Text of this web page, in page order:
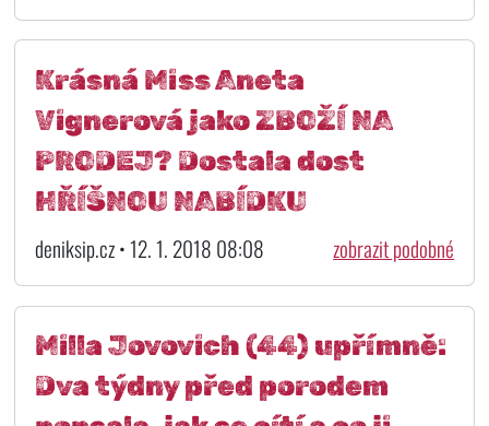
Krásná Miss Aneta
Vignerová jako ZBOŽÍ NA
PRODEJ? Dostala dost
HŘÍŠNOU NABÍDKU
deniksip.cz • 12. 1. 2018 08:08 zobrazit podobné
Milla Jovovich (44) upřímně:
Dva týdny před porodem